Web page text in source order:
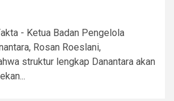
- Ketua Badan Pengelola
Rosan Roeslani,
struktur lengkap Danantara akan